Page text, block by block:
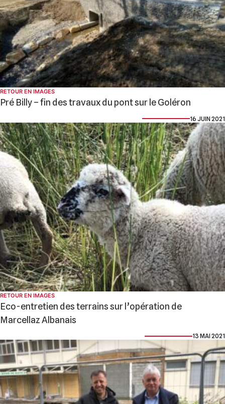
RETOUR EN IMAGES
Pré Billy – fin des travaux du pont sur le Goléron
16 JUIN 2021
RETOUR EN IMAGES
Eco-entretien des terrains sur l’opération de
Marcellaz Albanais
13 MAI 2021